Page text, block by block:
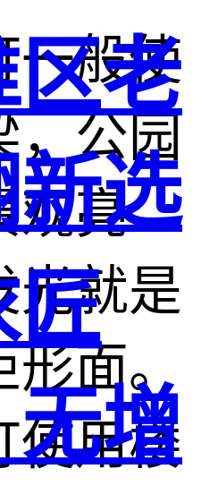
一般使
，公园
观亮
光就是
形面。
使用楼
区老
新选
匠
无增